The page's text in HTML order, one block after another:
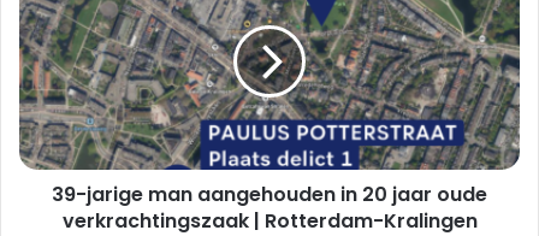
man
aangehouden
in
20
jaar
oude
verkrachtingszaak
Rotterdam-
39-jarige man aangehouden in 20 jaar oude
verkrachtingszaak | Rotterdam-Kralingen